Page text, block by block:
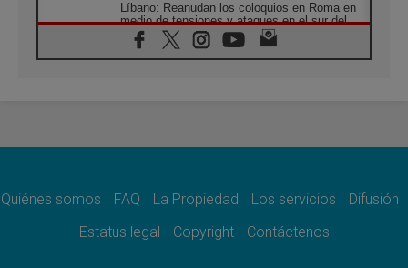
Líbano: Reanudan los coloquios en Roma en
medio de tensiones y ataques en el sur del
país
06.08.2026
noticia para todo el Uruguay
León XIV: La revolución del Evangelio
Quiénes somos FAQ La Propiedad Los servicios
Difusión
Estatus legal
Copyright Contáctenos